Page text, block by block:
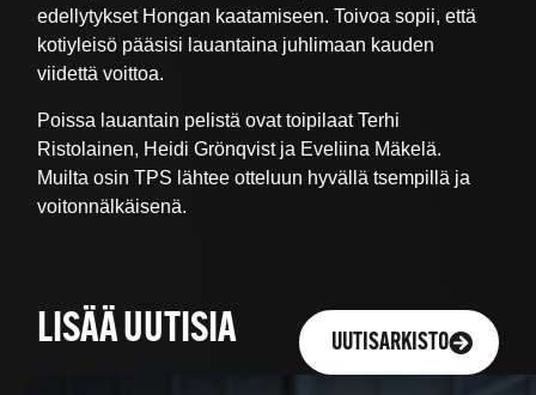
edellytykset Hongan kaatamiseen. Toivoa sopii, että
kotiyleisö pääsisi lauantaina juhlimaan kauden
viidettä voittoa.
Poissa lauantain pelistä ovat toipilaat Terhi
Ristolainen, Heidi Grönqvist ja Eveliina Mäkelä.
Muilta osin TPS lähtee otteluun hyvällä tsempillä ja
voitonnälkäisenä.
LISÄÄ UUTISIA UUTISARKISTO